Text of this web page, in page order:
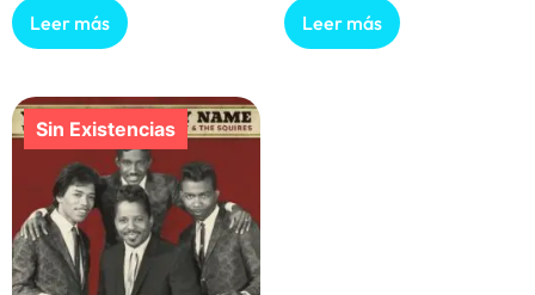
Leer más Leer más